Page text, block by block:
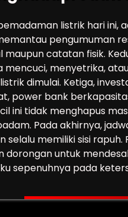
listrik hari
pengumuman
maupun catatan fisik.
mencuci, menyetrika,
dimulai. Ketiga,
power bank
ini tidak menghapus
Pada akhirnya,
selalu memiliki sisi
dorongan untuk
sepenuhnya pada